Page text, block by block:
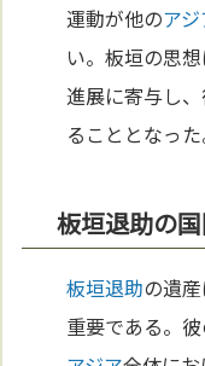
運動が他のア
い。板垣の思想
進展に寄与し
ることとなった
板垣退助の
板垣退助の遺産
重要である。